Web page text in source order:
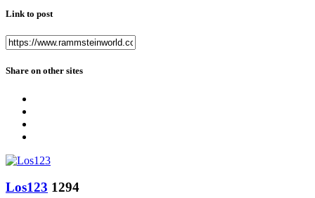
Link to post
Share on other sites
Los123 1294